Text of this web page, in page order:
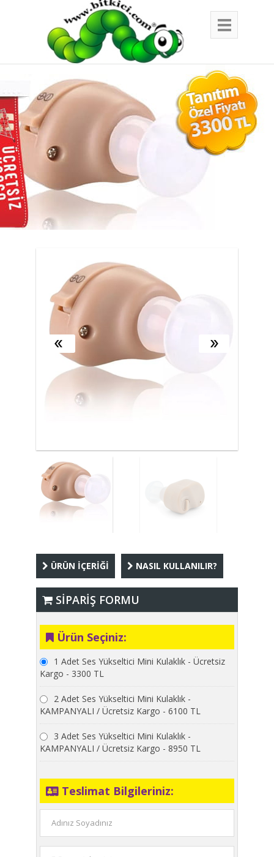
ÜRÜN İÇERİĞİ NASIL KULLANILIR?
SİPARİŞ FORMU
Ürün Seçiniz:
1 Adet Ses Yükseltici Mini Kulaklık - Ücretsiz
Kargo - 3300 TL
2 Adet Ses Yükseltici Mini Kulaklık -
KAMPANYALI / Ücretsiz Kargo - 6100 TL
3 Adet Ses Yükseltici Mini Kulaklık -
KAMPANYALI / Ücretsiz Kargo - 8950 TL
Teslimat Bilgileriniz: